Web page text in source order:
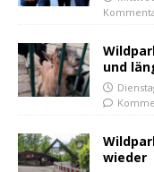
und
wieder